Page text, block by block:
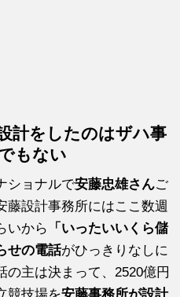
計をしたのはザハ事
もない
ショナルで安藤忠雄さんご
藤設計事務所にはここ数週
いから
「いったいいくら儲
せの電話がひっきりなしに
の主は決まって、2520億円
競技場を安藤事務所が設計